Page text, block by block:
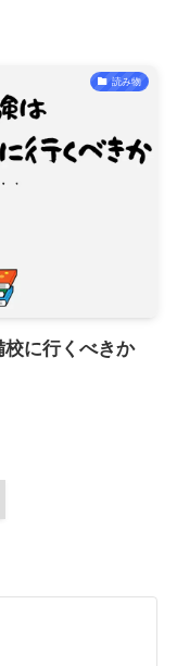
読み物
校に行くべきか